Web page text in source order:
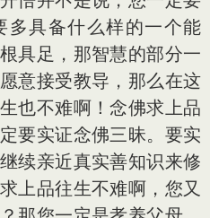
多具备什么样的一个能
具足，那智慧的部分一
意接受教导，那么在这
也不难啊！念佛求上品
要实证念佛三昧。要实
续亲近真实善知识来修
上品往生不难啊，您又